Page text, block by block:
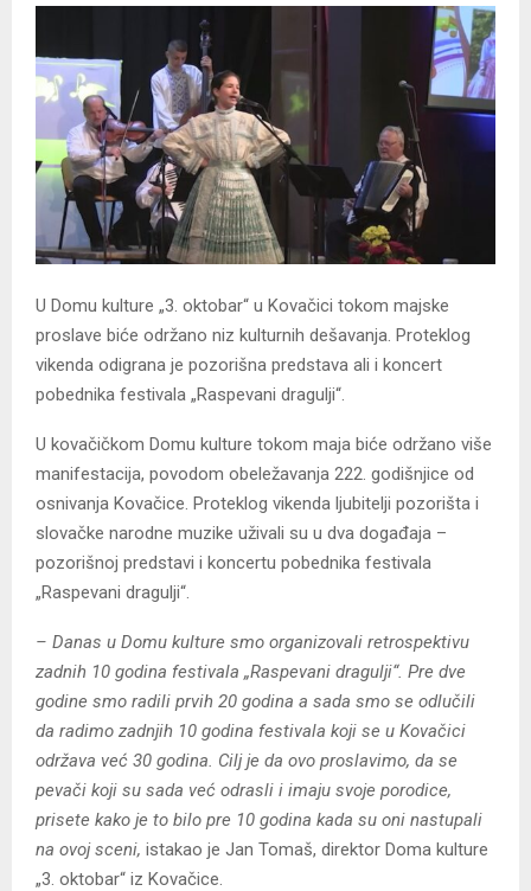
U Domu kulture „3. oktobar“ u Kovačici tokom majske
proslave biće održano niz kulturnih dešavanja. Proteklog
vikenda odigrana je pozorišna predstava ali i koncert
pobednika festivala „Raspevani dragulji“.
U kovačičkom Domu kulture tokom maja biće održano više
manifestacija, povodom obeležavanja 222. godišnjice od
osnivanja Kovačice. Proteklog vikenda ljubitelji pozorišta i
slovačke narodne muzike uživali su u dva događaja –
pozorišnoj predstavi i koncertu pobednika festivala
„Raspevani dragulji“.
– Danas u Domu kulture smo organizovali retrospektivu
zadnih 10 godina festivala „Raspevani dragulji“. Pre dve
godine smo radili prvih 20 godina a sada smo se odlučili
da radimo zadnjih 10 godina festivala koji se u Kovačici
održava već 30 godina. Cilj je da ovo proslavimo, da se
pevači koji su sada već odrasli i imaju svoje porodice,
prisete kako je to bilo pre 10 godina kada su oni nastupali
na ovoj sceni, istakao je Jan Tomaš, direktor Doma kulture
„3. oktobar“ iz Kovačice.